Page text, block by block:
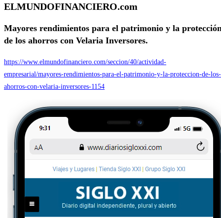
ELMUNDOFINANCIERO.com
Mayores rendimientos para el patrimonio y la
de los ahorros con Velaria Inversores.
https://www.elmundofinanciero.com/seccion/40/actividad-
empresarial/mayores-rendimientos-para-el-patrimonio-y-la-proteccion-de-los-
ahorros-con-velaria-inversores-1154